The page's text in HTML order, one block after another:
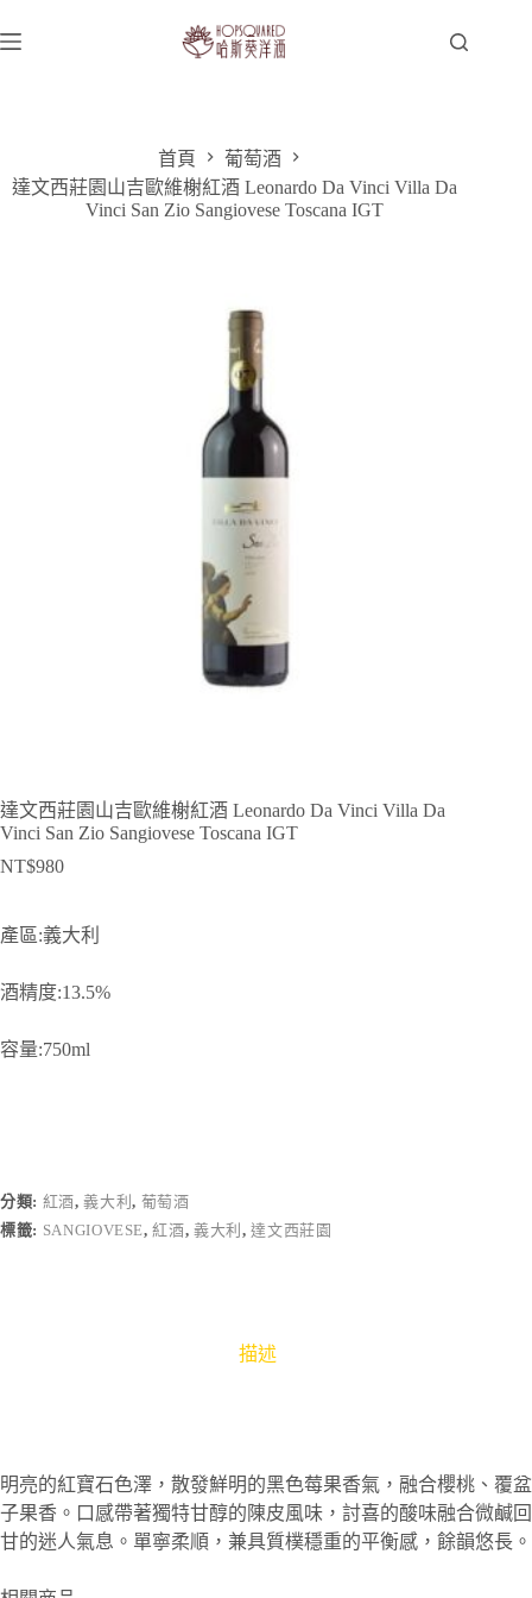
至
首頁
葡萄酒
達文西莊園山吉歐維榭紅酒 Leonardo Da Vinci Villa Da
Vinci San Zio Sangiovese Toscana IGT
達文西莊園山吉歐維榭紅酒 Leonardo Da Vinci Villa Da
Vinci San Zio Sangiovese Toscana IGT
NT$980
產區:義大利
酒精度:13.5%
容量:750ml
分類: 紅酒,義大利, 葡萄酒
標籤: SANGIOVESE,紅酒,義大利 ,達文西莊園
描述
明亮的紅寶石色澤，散發鮮明的黑色莓果香氣，融合櫻桃、覆盆
子果香。口感帶著獨特甘醇的陳皮風味，討喜的酸味融合微鹹回
甘的迷人氣息。單寧柔順，兼具質樸穩重的平衡感，餘韻悠長。